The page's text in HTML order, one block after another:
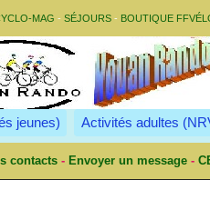
MAG - SÉJOURS - BOUTIQUE
jeunes) Activités adultes
contacts- Envoyer un message-